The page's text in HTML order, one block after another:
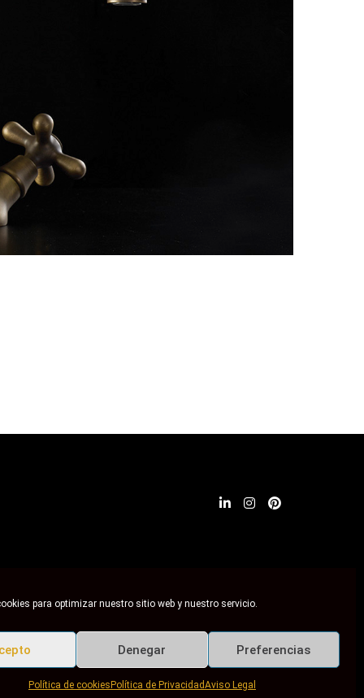
para optimizar nuestro sitio web y nuestro servicio.
Denegar Preferencias
Política de cookies Política de PrivacidadAviso Legal